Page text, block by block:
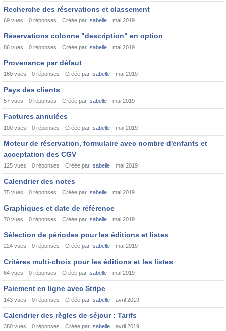
Recherche des réservations et classement
69 vues 0 réponses Créée par Isabelle mai 2019
Réservations colonne "description" en option
86 vues 0 réponses Créée par Isabelle mai 2019
Provenance par défaut
160 vues 0 réponses Créée par Isabelle mai 2019
Pays des clients
57 vues 0 réponses Créée par Isabelle mai 2019
Factures annulées
100 vues 0 réponses Créée par Isabelle mai 2019
Moteur de réservation, formulaire avec nombre d'enfants et
acceptation des CGV
125 vues 0 réponses Créée par Isabelle mai 2019
Calendrier des notes
75 vues 0 réponses Créée par Isabelle mai 2019
Graphiques et date de référence
70 vues 0 réponses Créée par Isabelle mai 2019
Sélection de périodes pour les éditions et listes
224 vues 0 réponses Créée par Isabelle mai 2019
Critères multi-choix pour les éditions et les listes
64 vues 0 réponses Créée par Isabelle mai 2019
Paiement en ligne avec Stripe
143 vues 0 réponses Créée par Isabelle avril 2019
Calendrier des règles de séjour : Tarifs
380 vues 0 réponses Créée par Isabelle avril 2019